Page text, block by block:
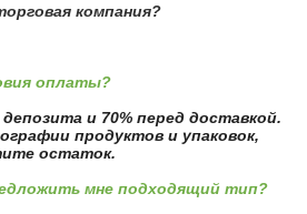
компания?
оплаты?
депозита и 70% перед доставкой.
продуктов и упаковок,
остаток.
мне подходящий тип?